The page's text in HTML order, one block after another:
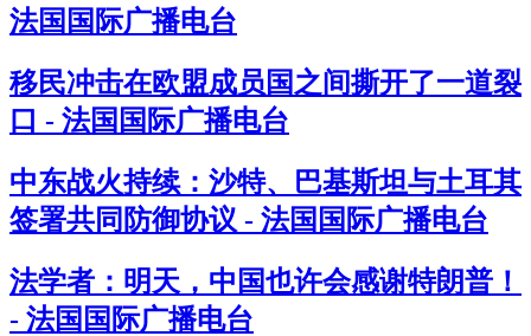
法国国际广播电台
移民冲击在欧盟成员国之间撕开了一道裂
口 - 法国国际广播电台
中东战火持续：沙特、巴基斯坦与土耳其
签署共同防御协议 - 法国国际广播电台
法学者：明天，中国也许会感谢特朗普！
- 法国国际广播电台